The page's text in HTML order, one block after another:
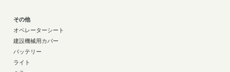
その他
オペレーターシート
建設機械用カバー
バッテリー
ライト